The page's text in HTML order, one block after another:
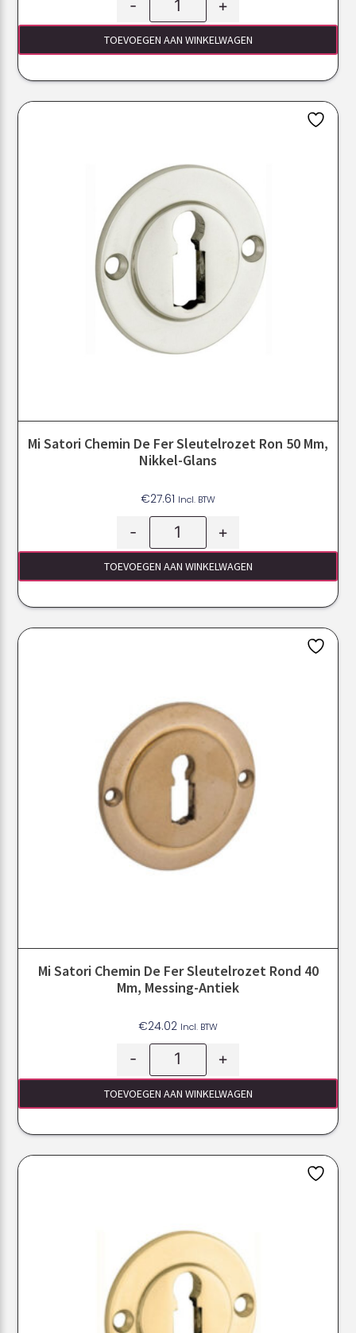
- +
TOEVOEGEN AAN WINKELWAGEN
Mi Satori Chemin De Fer Sleutelrozet Ron 50 Mm,
Nikkel-Glans
€27.61 Incl. BTW
- +
TOEVOEGEN AAN WINKELWAGEN
Mi Satori Chemin De Fer Sleutelrozet Rond 40
Mm, Messing-Antiek
€24.02 Incl. BTW
- +
TOEVOEGEN AAN WINKELWAGEN